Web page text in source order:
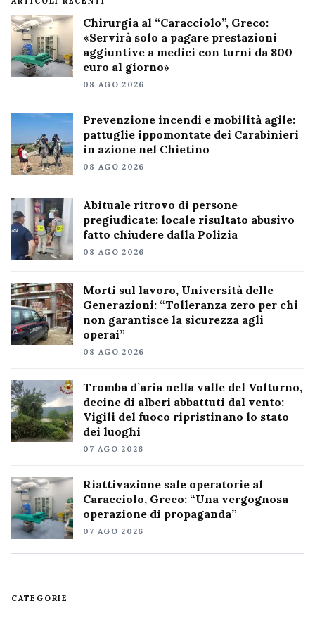
Chirurgia al “Caracciolo”, Greco:
«Servirà solo a pagare prestazioni
aggiuntive a medici con turni da 800
euro al giorno»
08 AGO 2026
Prevenzione incendi e mobilità agile:
pattuglie ippomontate dei Carabinieri
in azione nel Chietino
08 AGO 2026
Abituale ritrovo di persone
pregiudicate: locale risultato abusivo
fatto chiudere dalla Polizia
08 AGO 2026
Morti sul lavoro, Università delle
Generazioni: “Tolleranza zero per chi
non garantisce la sicurezza agli
operai”
08 AGO 2026
Tromba d’aria nella valle del Volturno,
decine di alberi abbattuti dal vento:
Vigili del fuoco ripristinano lo stato
dei luoghi
07 AGO 2026
Riattivazione sale operatorie al
Caracciolo, Greco: “Una vergognosa
operazione di propaganda”
07 AGO 2026
CATEGORIE